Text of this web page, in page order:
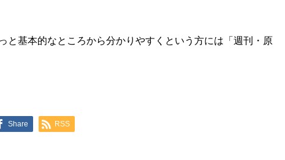
と基本的なところから分かりやすくという方には「週刊・原
Share RSS